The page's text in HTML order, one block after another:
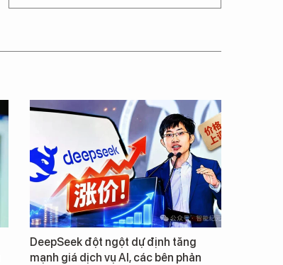
DeepSeek đột ngột dự định tăng
mạnh giá dịch vụ AI, các bên phản